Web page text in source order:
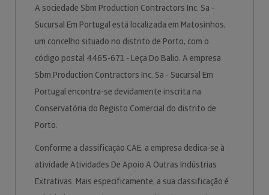
A sociedade Sbm Production Contractors Inc. Sa -
Sucursal Em Portugal está localizada em Matosinhos,
um concelho situado no distrito de Porto, com o
código postal 4465-671 - Leça Do Balio. A empresa
Sbm Production Contractors Inc. Sa - Sucursal Em
Portugal encontra-se devidamente inscrita na
Conservatória do Registo Comercial do distrito de
Porto.
Conforme a classificação CAE, a empresa dedica-se à
atividade Atividades De Apoio A Outras Indústrias
Extrativas. Mais especificamente, a sua classificação é